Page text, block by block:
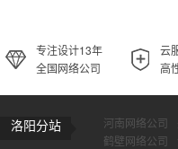
专注设计13年
全国网络公司
云
高
洛阳分站 河南网络公司
鹤壁网络公司